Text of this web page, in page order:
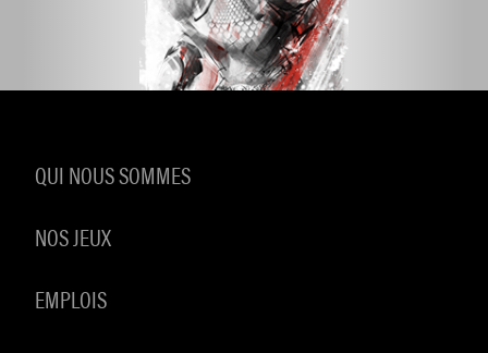
QUI NOUS SOMMES
NOS JEUX
EMPLOIS